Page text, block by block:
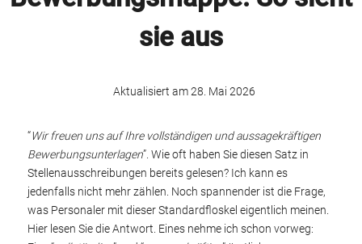
sie aus
Aktualisiert am 28. Mai 2026
“Wir freuen uns auf Ihre vollständigen und aussagekräftigen
Bewerbungsunterlagen”. Wie oft haben Sie diesen Satz in
Stellenausschreibungen bereits gelesen? Ich kann es
jedenfalls nicht mehr zählen. Noch spannender ist die Frage,
was Personaler mit dieser Standardfloskel eigentlich meinen.
Hier lesen Sie die Antwort. Eines nehme ich schon vorweg: